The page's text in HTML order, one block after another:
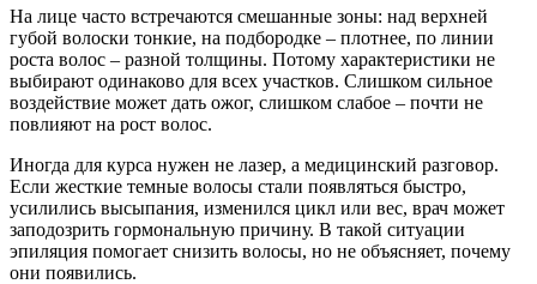
На лице часто встречаются смешанные зоны: над верхней
губой волоски тонкие, на подбородке – плотнее, по линии
роста волос – разной толщины. Потому характеристики не
выбирают одинаково для всех участков. Слишком сильное
воздействие может дать ожог, слишком слабое – почти не
повлияют на рост волос.
Иногда для курса нужен не лазер, а медицинский разговор.
Если жесткие темные волосы стали появляться быстро,
усилились высыпания, изменился цикл или вес, врач может
заподозрить гормональную причину. В такой ситуации
эпиляция помогает снизить волосы, но не объясняет, почему
они появились.